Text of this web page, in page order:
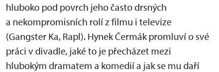
hluboko pod povrch jeho často drsných
a nekompromisních rolí z filmu i televize
(Gangster Ka, Rapl). Hynek Čermák promluví o své
práci v divadle, jaké to je přecházet mezi
hlubokým dramatem a komedií a jak se mu daří